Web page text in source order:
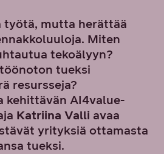
työtä, mutta herättää
Miten
tekoälyyn?
tueksi
resursseja?
kehittävän AI4value-
Katriina Valli avaa
yrityksiä ottamasta
tueksi.